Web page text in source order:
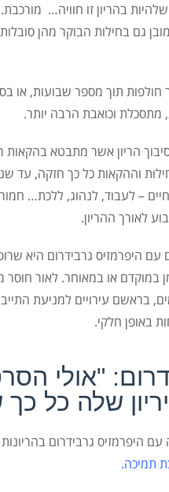
בהריון זו חוויה…
גם בחילות הבוקר מהן
מתסכלת וכואבת הרבה יותר.
הריון אשר מתבטא
וההקאות כל כך חזקה, עד
– לעבוד, לנהוג, ללכת…
לאורך ההריון.
היפרמזיס גרבידרום היא
או במאוחר. לאור חוסר
בראשם עירויים למניעת
באופן חלקי.
"אולי
שלה כל כך
היפרמזיס גרבידרום
תמיכה.